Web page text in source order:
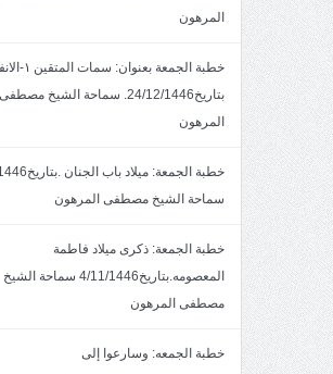
المرهون
خطبة الجمعة بعنوان:
بتاريخ24/12/1446. سماحة الشيخ مصطفى
المرهون
سماحة الشيخ مصطفى المرهون
خطبة الجمعة: ذكرى ميلاد فاطمة
المعصومه.بتاريخ4/11/1446 سماحة الشيخ
مصطفى المرهون
خطبة الجمعه: وسارعوا إلى